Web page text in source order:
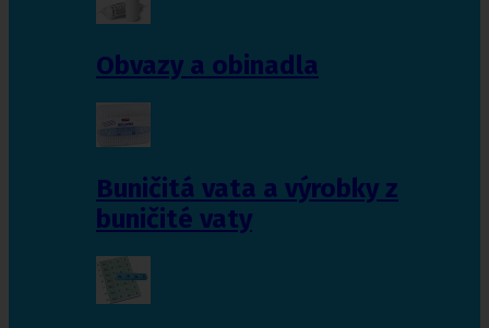
Obvazy a obinadla
Buničitá vata a výrobky z
buničité vaty